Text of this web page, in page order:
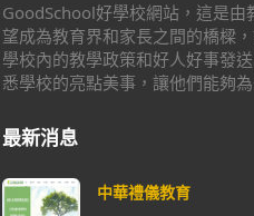
GoodSchool好學校網站，這是
望成為教育界和家長之間的橋樑
學校內的教學政策和好人好事發
悉學校的亮點美事，讓他們能夠
最新消息
中華禮儀教育